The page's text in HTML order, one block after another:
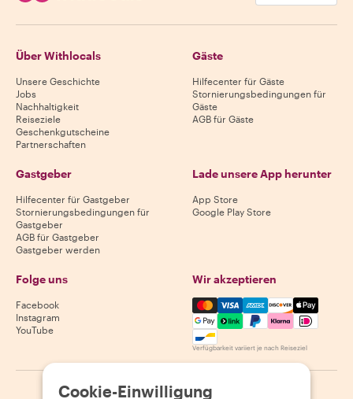
Über Withlocals
Unsere Geschichte
Jobs
Nachhaltigkeit
Reiseziele
Geschenkgutscheine
Partnerschaften
Gäste
Hilfecenter für Gäste
Stornierungsbedingungen für
Gäste
AGB für Gäste
Gastgeber
Hilfecenter für Gastgeber
Stornierungsbedingungen für
Gastgeber
AGB für Gastgeber
Gastgeber werden
Lade unsere App herunter
App Store
Google Play Store
Folge uns
Facebook
Instagram
YouTube
Wir akzeptieren
Mastercard, Visa, Amex,
Verfügbarkeit variiert je nach Reiseziel
Cookie-Einwilligung